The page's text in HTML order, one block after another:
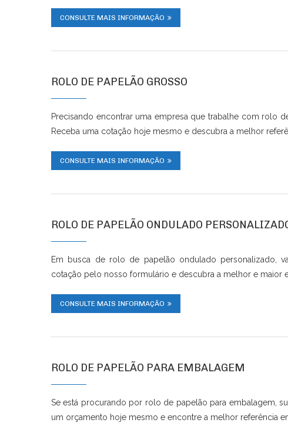
CONSULTE MAIS INFORMAÇÃO
ROLO DE PAPELÃO GROSSO
Precisando encontrar uma empresa que trabalhe com rolo
Receba uma cotação hoje mesmo e descubra a melhor
CONSULTE MAIS INFORMAÇÃO
ROLO DE PAPELÃO ONDULADO
Em busca de rolo de papelão ondulado personalizado,
cotação pelo nosso formulário e descubra a melhor e maior
CONSULTE MAIS INFORMAÇÃO
ROLO DE PAPELÃO PARA EMBALAGEM
Se está procurando por rolo de papelão para embalagem,
um orçamento hoje mesmo e encontre a melhor referência